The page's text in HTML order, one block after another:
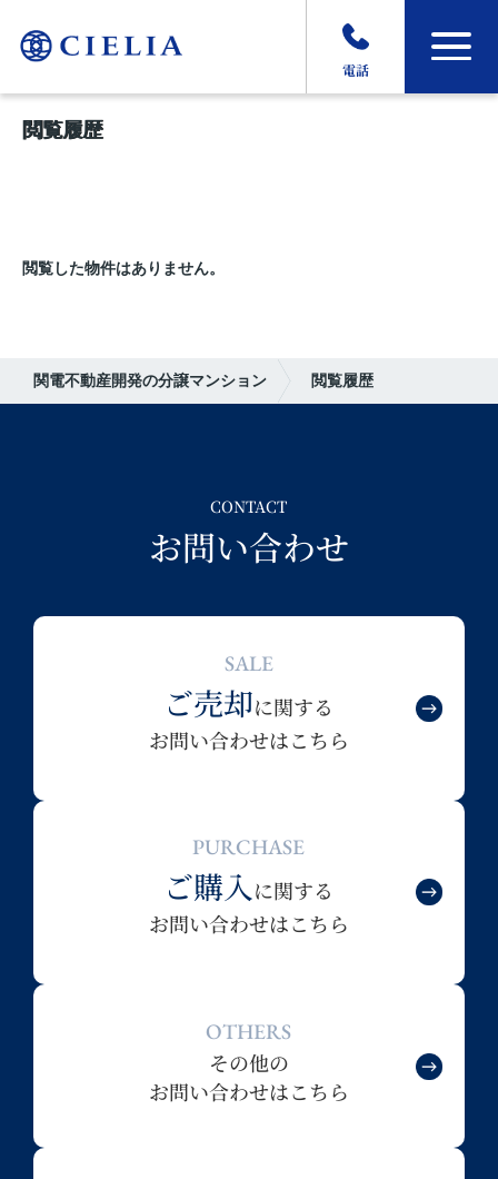
電話
閲覧履歴
閲覧した物件はありません。
関電不動産開発の分譲マンション 閲覧履歴
CONTACT
お問い合わせ
SALE
ご売却に関する
お問い合わせはこちら
PURCHASE
ご購入に関する
お問い合わせはこちら
OTHERS
その他の
お問い合わせはこちら